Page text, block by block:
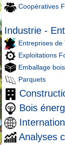
Coopératives
Industrie -
Entreprises
Exploitations
Emballage bois
Parquets
Bois
Analyses